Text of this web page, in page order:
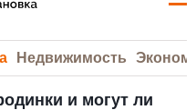
Недвижимость
и могут ли